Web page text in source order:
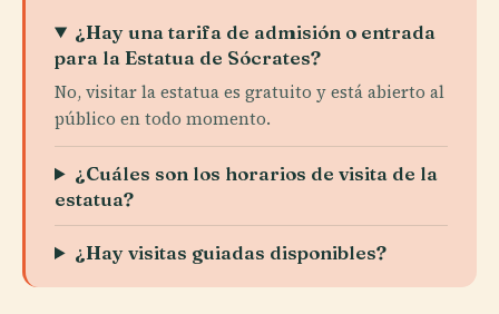
¿Hay una tarifa de admisión o entrada
para la Estatua de Sócrates?
No, visitar la estatua es gratuito y está abierto al
público en todo momento.
¿Cuáles son los horarios de visita de la
estatua?
¿Hay visitas guiadas disponibles?